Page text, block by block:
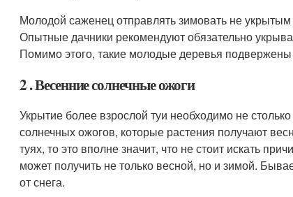
Молодой саженец отправлять зимовать не
Опытные дачники рекомендуют обязательно
Помимо этого, такие молодые деревья
2 . Весенние солнечные ожоги
Укрытие более взрослой туи необходимо не
солнечных ожогов, которые растения получают
туях, то это вполне значит, что не стоит искать
может получить не только весной, но и зимой.
от снега.